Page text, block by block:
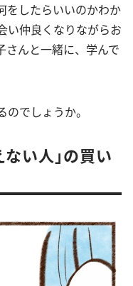
をしたらいいのかわか
い仲良くなりながらお
さんと一緒に、学んで
でしょうか。
ない人」の買い